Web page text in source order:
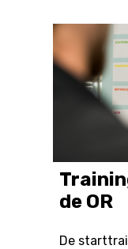
de OR
De